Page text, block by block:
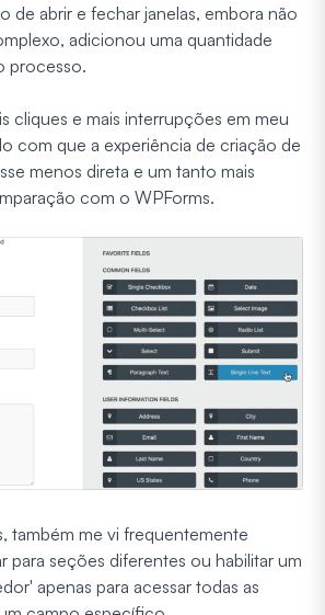
de abrir e fechar janelas, embora não
adicionou uma quantidade
processo.
cliques e mais interrupções em meu
com que a experiência de criação de
menos direta e um tanto mais
com o WPForms.
também me vi frequentemente
para seções diferentes ou habilitar um
apenas para acessar todas as